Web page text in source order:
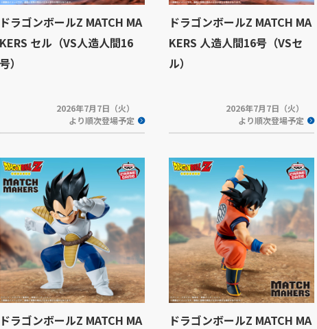
ドラゴンボールZ MATCH MA
KERS セル（VS人造人間16
号）
2026年7月7日（火）
より順次登場予定
ドラゴンボールZ MATCH MA
KERS 人造人間16号（VSセ
ル）
2026年7月7日（火）
より順次登場予定
ドラゴンボールZ MATCH MA
ドラゴンボールZ MATCH MA